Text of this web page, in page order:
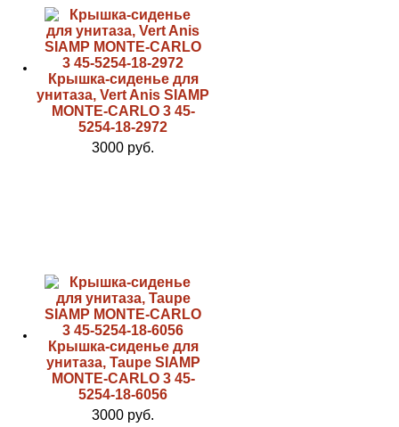
Крышка-сиденье для
унитаза, Vert Anis SIAMP
MONTE-CARLO 3 45-
5254-18-2972
3000 руб.
Крышка-сиденье для
унитаза, Taupe SIAMP
MONTE-CARLO 3 45-
5254-18-6056
3000 руб.